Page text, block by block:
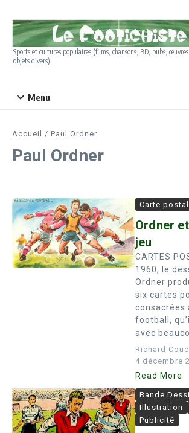
Sports et cultures populaires (films, chansons, BD, pubs,
objets divers)
Menu
Accueil / Paul Ordner
Paul Ordner
Carte
Ordner
jeu
CARTES
1960, le
Ordner
six cartes
consacrées
football,
avec
Richard
4 décembre
Read More
Bande
Illustration
Publicité